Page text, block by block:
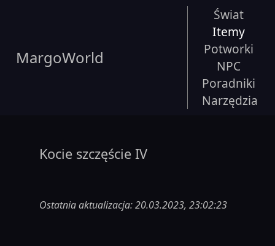
MargoWorld
Świat
Itemy
Potworki
NPC
Poradniki
Narzędzia
Kocie szczęście IV
Ostatnia aktualizacja: 20.03.2023, 23:02:23